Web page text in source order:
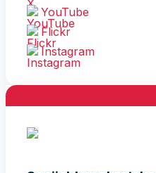
YouTube
Flickr
Instagram